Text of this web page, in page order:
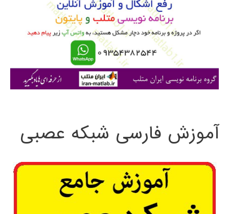
ی
آموزش فارسی شبکه عصبی